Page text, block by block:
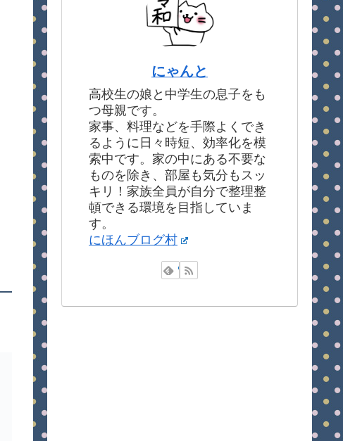
にゃんと
高校生の娘と中学生の息子をも
つ母親です。
家事、料理などを手際よくでき
るように日々時短、効率化を模
索中です。家の中にある不要な
ものを除き、部屋も気分もスッ
キリ！家族全員が自分で整理整
頓できる環境を目指していま
す。
にほんブログ村